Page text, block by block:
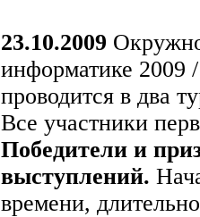
23.10.2009
информатике 2009
проводится в два
Все участники
Победители и
выступлений.
времени,